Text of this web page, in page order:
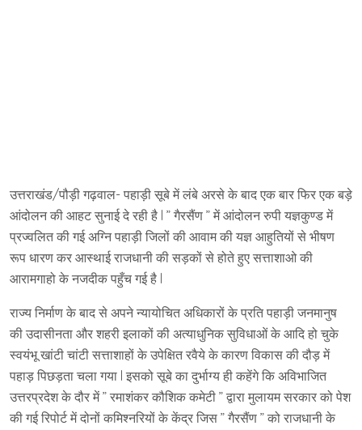
उत्तराखंड/पौड़ी गढ़वाल- पहाड़ी सूबे में लंबे अरसे के बाद एक बार फिर एक बड़े
आंदोलन की आहट सुनाई दे रही है l ” गैरसैंण ” में आंदोलन रुपी यज्ञकुण्ड में
प्रज्वलित की गई अग्नि पहाड़ी जिलों की आवाम की यज्ञ आहुतियों से भीषण
रूप धारण कर आस्थाई राजधानी की सड़कों से होते हुए सत्ताशाओ की
आरामगाहो के नजदीक पहुँच गई है l
राज्य निर्माण के बाद से अपने न्यायोचित अधिकारों के प्रति पहाड़ी जनमानुष
की उदासीनता और शहरी इलाकों की अत्याधुनिक सुविधाओं के आदि हो चुके
स्वयंभू खांटी चांटी सत्ताशाहों के उपेक्षित रवैये के कारण विकास की दौड़ में
पहाड़ पिछड़ता चला गया l इसको सूबे का दुर्भाग्य ही कहेंगे कि अविभाजित
उत्तरप्रदेश के दौर में ” रमाशंकर कौशिक कमेटी ” द्वारा मुलायम सरकार को पेश
की गई रिपोर्ट में दोनों कमिश्नरियों के केंद्र जिस ” गैरसैंण ” को राजधानी के